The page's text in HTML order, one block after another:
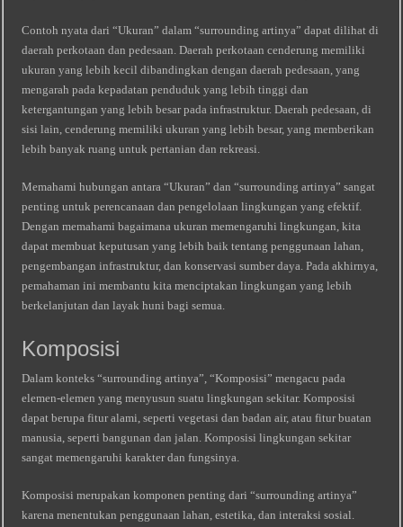
Contoh nyata dari “Ukuran” dalam “surrounding artinya” dapat dilihat di
daerah perkotaan dan pedesaan. Daerah perkotaan cenderung memiliki
ukuran yang lebih kecil dibandingkan dengan daerah pedesaan, yang
mengarah pada kepadatan penduduk yang lebih tinggi dan
ketergantungan yang lebih besar pada infrastruktur. Daerah pedesaan, di
sisi lain, cenderung memiliki ukuran yang lebih besar, yang memberikan
lebih banyak ruang untuk pertanian dan rekreasi.
Memahami hubungan antara “Ukuran” dan “surrounding artinya” sangat
penting untuk perencanaan dan pengelolaan lingkungan yang efektif.
Dengan memahami bagaimana ukuran memengaruhi lingkungan, kita
dapat membuat keputusan yang lebih baik tentang penggunaan lahan,
pengembangan infrastruktur, dan konservasi sumber daya. Pada akhirnya,
pemahaman ini membantu kita menciptakan lingkungan yang lebih
berkelanjutan dan layak huni bagi semua.
Komposisi
Dalam konteks “surrounding artinya”, “Komposisi” mengacu pada
elemen-elemen yang menyusun suatu lingkungan sekitar. Komposisi
dapat berupa fitur alami, seperti vegetasi dan badan air, atau fitur buatan
manusia, seperti bangunan dan jalan. Komposisi lingkungan sekitar
sangat memengaruhi karakter dan fungsinya.
Komposisi merupakan komponen penting dari “surrounding artinya”
karena menentukan penggunaan lahan, estetika, dan interaksi sosial.